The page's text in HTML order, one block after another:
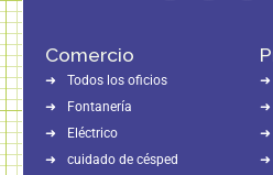
Comercio
Todos los oficios
Fontanería
Eléctrico
cuidado de césped